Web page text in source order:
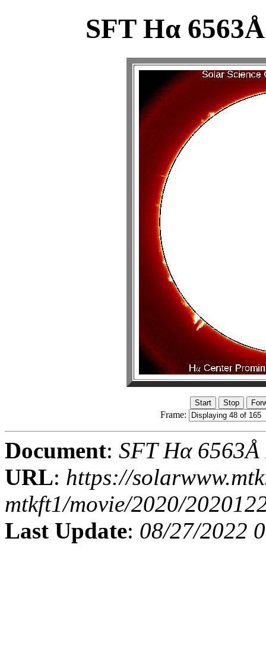
SFT Hα
Frame:
Document: SFT Hα
URL: https://
mtkft1/movie/2020/
Last Update: 08/27/2022